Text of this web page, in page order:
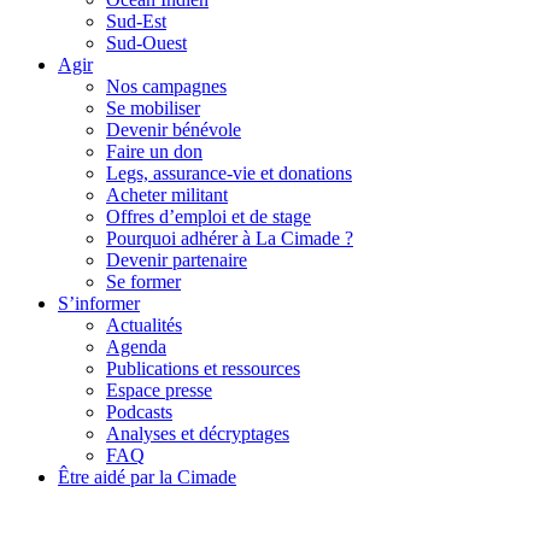
Sud-Est
Sud-Ouest
Agir
Nos campagnes
Se mobiliser
Devenir bénévole
Faire un don
Legs, assurance-vie et donations
Acheter militant
Offres d’emploi et de stage
Pourquoi adhérer à La Cimade ?
Devenir partenaire
Se former
S’informer
Actualités
Agenda
Publications et ressources
Espace presse
Podcasts
Analyses et décryptages
FAQ
Être aidé par la Cimade